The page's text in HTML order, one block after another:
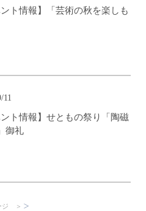
ント情報】「芸術の秋を楽しも
11
ント情報】せともの祭り「陶磁
御礼
＞